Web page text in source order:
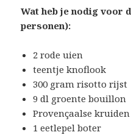
Wat heb je nodig voor
personen):
2 rode uien
teentje knoflook
300 gram risotto rijst
9 dl groente bouillon
Provençaalse
1 eetlepel boter